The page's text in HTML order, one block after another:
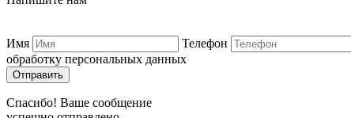
Имя Телефон
обработку персональных данных
Отправить
Спасибо! Ваше сообщение